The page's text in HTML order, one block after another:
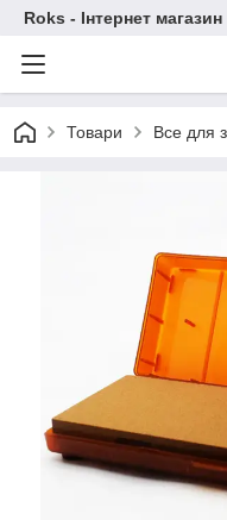
Roks - Інтернет магазин
Товари Все для